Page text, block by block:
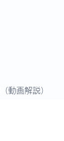
（動画解説）